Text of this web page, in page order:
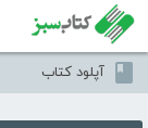
آپلود کتاب